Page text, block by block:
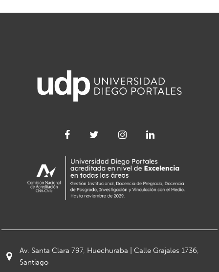
Av. Santa Clara 797, Huechuraba | Calle Grajales 1736,
Santiago